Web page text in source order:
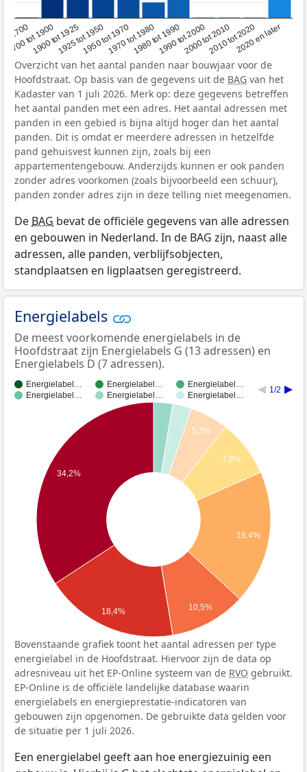
1700
1700 tot 1900
1900 tot 19251925 tot 19501950 tot 19701970 tot 19801980 tot 19901990 tot 20002000 tot 20102010 tot 20202020 en later
Overzicht van het aantal panden naar bouwjaar voor de
Hoofdstraat. Op basis van de gegevens uit de BAG van het
Kadaster van 1 juli 2026. Merk op: deze gegevens betreffen
het aantal panden met een adres. Het aantal adressen met
panden in een gebied is bijna altijd hoger dan het aantal
panden. Dit is omdat er meerdere adressen in hetzelfde
pand gehuisvest kunnen zijn, zoals bij een
appartementengebouw. Anderzijds kunnen er ook panden
zonder adres voorkomen (zoals bijvoorbeeld een schuur),
panden zonder adres zijn in deze telling niet meegenomen.
De BAG bevat de officiële gegevens van alle adressen
en gebouwen in Nederland. In de BAG zijn, naast alle
adressen, alle panden, verblijfsobjecten,
standplaatsen en ligplaatsen geregistreerd.
Energielabels
De meest voorkomende energielabels in de
Hoofdstraat zijn Energielabels G (13 adressen) en
Energielabels D (7 adressen).
Energielabel… Energielabel…
Energielabel…
Energielabel…
Energielabel… Energielabel…
1/2
5,3%
7,9%
18,4%
10,5%
34,2%
18,4%
Bovenstaande grafiek toont het aantal adressen per type
energielabel in de Hoofdstraat. Hiervoor zijn de data op
adresniveau uit het EP-Online systeem van de RVO gebruikt.
EP-Online is de officiële landelijke database waarin
energielabels en energieprestatie-indicatoren van
gebouwen zijn opgenomen. De gebruikte data gelden voor
de situatie per 1 juli 2026.
Een energielabel geeft aan hoe energiezuinig een